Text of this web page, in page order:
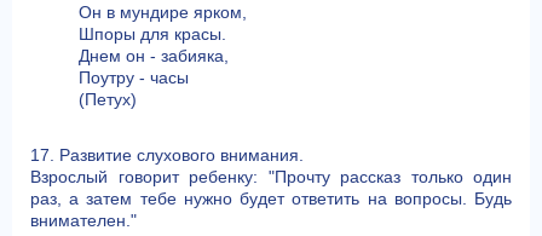
Он в мундире ярком,
Шпоры для красы.
Днем он - забияка,
Поутру - часы
(Петух)
17. Развитие слухового внимания.
Взрослый говорит ребенку: "Прочту рассказ только один
раз, а затем тебе нужно будет ответить на вопросы. Будь
внимателен."